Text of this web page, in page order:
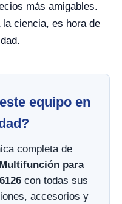
más amigables.
ciencia, es hora de
equipo en
completa de
para
con todas sus
accesorios y